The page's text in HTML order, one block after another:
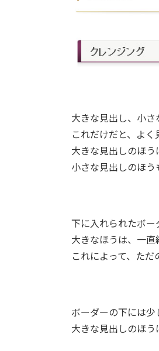
大きな見出し、小さ
これだけだと、よく
大きな見出しのほう
小さな見出しのほう
下に入れられたボー
大きなほうは、一直
これによって、ただ
ボーダーの下には少
大きな見出しのほう